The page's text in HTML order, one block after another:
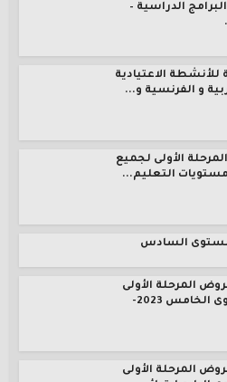
الدراسية –
للأنشطة الاعتيادية
و الفرنسية و...
الأولى لجميع
التعليم...
السادس
المرحلة الأولى
المستوى الخامس 2023-
المرحلة الأولى